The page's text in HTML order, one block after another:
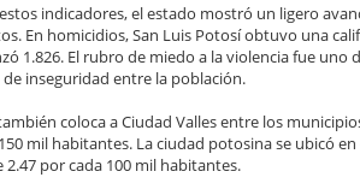
indicadores, el estado mostró un ligero
En homicidios, San Luis Potosí obtuvo una
1.826. El rubro de miedo a la violencia fue
inseguridad entre la población.
coloca a Ciudad Valles entre los
mil habitantes. La ciudad potosina se ubicó
2.47 por cada 100 mil habitantes.